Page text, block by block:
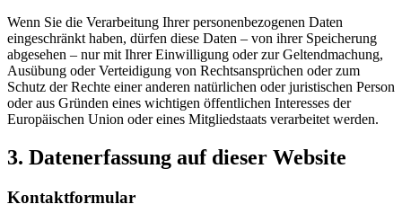
Wenn Sie die Verarbeitung Ihrer personenbezogenen Daten
eingeschränkt haben, dürfen diese Daten – von ihrer Speicherung
abgesehen – nur mit Ihrer Einwilligung oder zur Geltendmachung,
Ausübung oder Verteidigung von Rechtsansprüchen oder zum
Schutz der Rechte einer anderen natürlichen oder juristischen Person
oder aus Gründen eines wichtigen öffentlichen Interesses der
Europäischen Union oder eines Mitgliedstaats verarbeitet werden.
3. Datenerfassung auf dieser Website
Kontaktformular